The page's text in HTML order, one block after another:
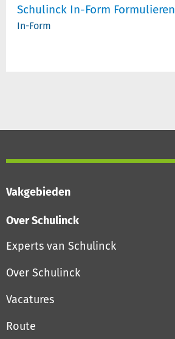
Schulinck In-Form Formulieren
In-Form
Vakgebieden
Over Schulinck
Experts van Schulinck
Over Schulinck
Vacatures
Route